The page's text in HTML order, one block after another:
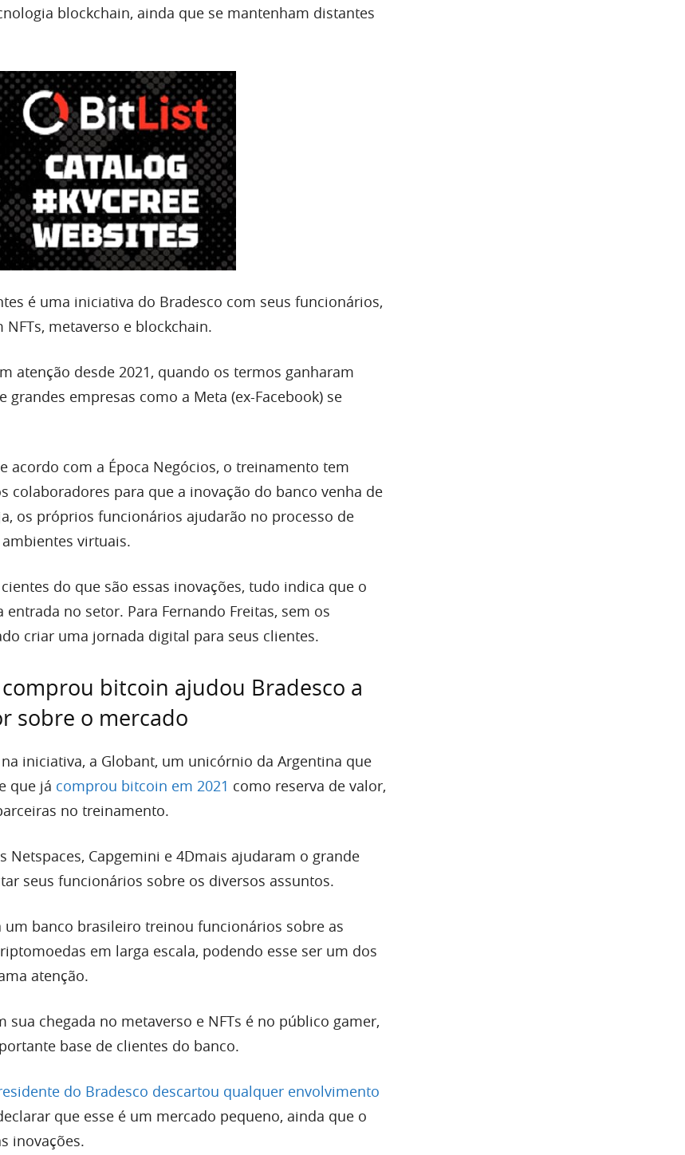
blockchain, ainda que se mantenham distantes
é uma iniciativa do Bradesco com seus funcionários,
metaverso e blockchain.
atenção desde 2021, quando os termos ganharam
grandes empresas como a Meta (ex-Facebook) se
acordo com a Época Negócios, o treinamento tem
colaboradores para que a inovação do banco venha de
os próprios funcionários ajudarão no processo de
virtuais.
do que são essas inovações, tudo indica que o
entrada no setor. Para Fernando Freitas, sem os
criar uma jornada digital para seus clientes.
bitcoin ajudou Bradesco a
sobre o mercado
iniciativa, a Globant, um unicórnio da Argentina que
que já comprou bitcoin em 2021 como reserva de valor,
no treinamento.
Netspaces, Capgemini e 4Dmais ajudaram o grande
seus funcionários sobre os diversos assuntos.
um banco brasileiro treinou funcionários sobre as
em larga escala, podendo esse ser um dos
atenção.
sua chegada no metaverso e NFTs é no público gamer,
base de clientes do banco.
do Bradesco descartou qualquer envolvimento
que esse é um mercado pequeno, ainda que o
inovações.